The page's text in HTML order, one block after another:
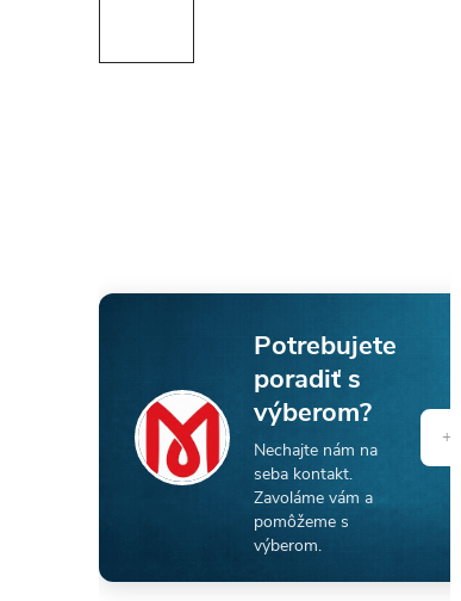
Potrebujete
poradiť s
výberom?
Nechajte nám na
seba kontakt.
Zavoláme vám a
pomôžeme s
výberom.